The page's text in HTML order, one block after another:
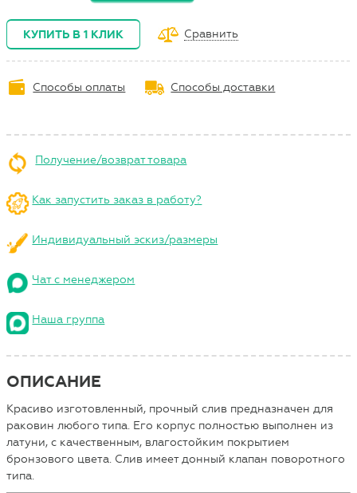
КУПИТЬ В 1 КЛИК Сравнить
Способы оплаты Способы доставки
Получение/возврат товара
Как запустить заказ в работу?
Индивидуальный эскиз/размеры
Чат с менеджером
Наша группа
ОПИСАНИЕ
Красиво изготовленный, прочный слив предназначен для
раковин любого типа. Его корпус полностью выполнен из
латуни, с качественным, влагостойким покрытием
бронзового цвета. Слив имеет донный клапан поворотного
типа.